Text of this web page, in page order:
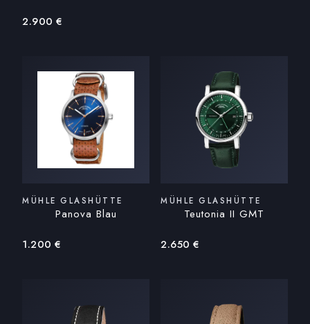
2.900 €
MÜHLE GLASHÜTTE
Panova Blau
1.200 €
MÜHLE GLASHÜTTE
Teutonia II GMT
2.650 €